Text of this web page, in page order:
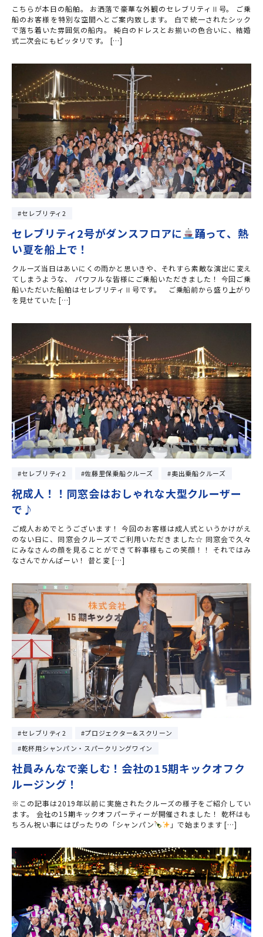
こちらが本日の船舶。 お洒落で豪華な外観のセレブリティⅡ号。 ご乗
船のお客様を特別な空間へとご案内致します。 白で統一されたシック
で落ち着いた雰囲気の船内。 純白のドレスとお揃いの色合いに、結婚
式二次会にもピッタリです。 […]
セレブリティ2
セレブリティ2号がダンスフロアに
踊って、熱
い夏を船上で！
クルーズ当日はあいにくの雨かと思いきや、それすら素敵な演出に変え
てしまうような、 パワフルな皆様にご乗船いただきました！ 今回ご乗
船いただいた船舶はセレブリティⅡ号です。 ご乗船前から盛り上がり
を見せていた […]
セレブリティ2 佐藤里保乗船クルーズ 奥出乗船クルーズ
祝成人！！同窓会はおしゃれな大型クルーザー
で♪
ご成人おめでとうございます！ 今回のお客様は成人式というかけがえ
のない日に、同窓会クルーズでご利用いただきました☆ 同窓会で久々
にみなさんの顔を見ることができて幹事様もこの笑顔！！ それではみ
なさんでかんぱーい！ 昔と変 […]
セレブリティ2
プロジェクター&スクリーン
乾杯用シャンパン・スパークリングワイン
社員みんなで楽しむ！会社の15期キックオフク
ルージング！
※この記事は2019年以前に実施されたクルーズの様子をご紹介してい
ます。 会社の15期キックオフパーティーが開催されました！ 乾杯はも
ちろん祝い事にはぴったりの「シャンパン
」で始まります […]